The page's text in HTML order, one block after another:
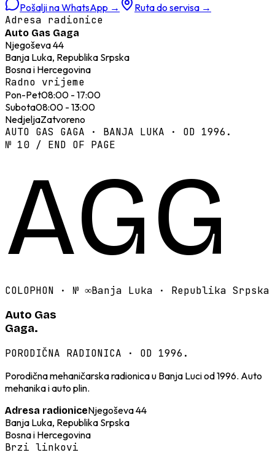
Pošalji na WhatsApp → Ruta do servisa →
Adresa radionice
Auto Gas Gaga
Njegoševa 44
Banja Luka, Republika Srpska
Bosna i Hercegovina
Radno vrijeme
Pon-Pet08:00 - 17:00
Subota08:00 - 13:00
NedjeljaZatvoreno
AUTO GAS GAGA · BANJA LUKA · OD 1996.
№ 10 / END OF PAGE
AGG
COLOPHON · № ∞Banja Luka · Republika Srpska
Auto Gas
Gaga.
PORODIČNA RADIONICA · OD 1996.
Porodična mehaničarska radionica u Banja Luci od 1996. Auto
mehanika i auto plin.
Adresa radioniceNjegoševa 44
Banja Luka, Republika Srpska
Bosna i Hercegovina
Brzi linkovi